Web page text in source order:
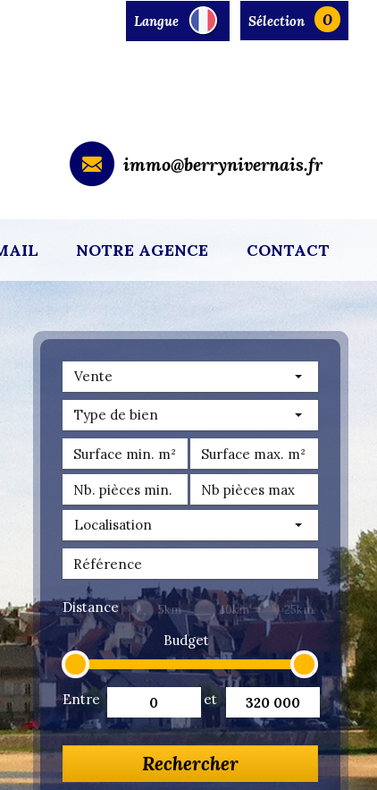
Langue Sélection 0
immo@berrynivernais.fr
NOTRE AGENCE CONTACT
Vente
Type de bien
Localisation
Distance 5km 10km 25km
Budget
Entre et
Rechercher